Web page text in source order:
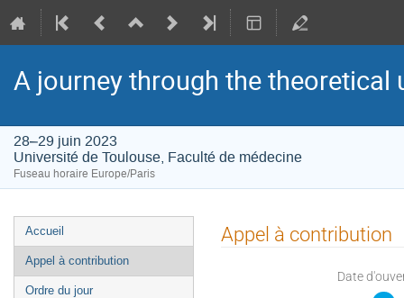
A journey through the theoretical
28–29 juin 2023
Université de Toulouse, Faculté de médecine
Fuseau horaire Europe/Paris
Menu
de
l'événement
Accueil
Appel à contribution
Ordre du jour
Appel à contribution
Date